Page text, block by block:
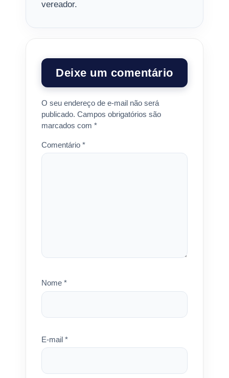
vereador.
Deixe um comentário
O seu endereço de e-mail não será
publicado. Campos obrigatórios são
marcados com *
Comentário *
Nome *
E-mail *